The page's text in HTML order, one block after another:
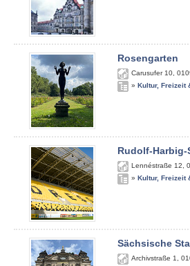
Rosengarten
Carusufer 10
» Kultur, Freizeit
Rudolf-Harbig-
Lennéstraße 12
» Kultur, Freizeit
Sächsische
Archivstraße 1